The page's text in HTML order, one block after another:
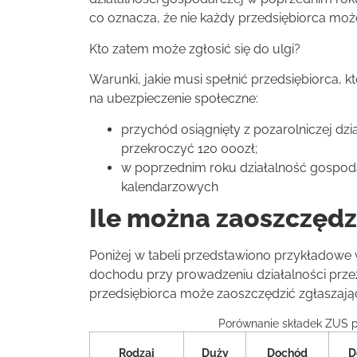
co oznacza, że nie każdy przedsiębiorca
Kto zatem może zgłosić się do ulgi?
Warunki, jakie musi spełnić przedsiębiorca,
na ubezpieczenie społeczne:
przychód osiągnięty z pozarolniczej
przekroczyć 120 000zł;
w poprzednim roku działalność
kalendarzowych
Ile można
Poniżej w tabeli przedstawiono
dochodu przy prowadzeniu działalności
przedsiębiorca może zaoszczędzić
Porównanie składek ZUS
Rodzaj Duży Dochód